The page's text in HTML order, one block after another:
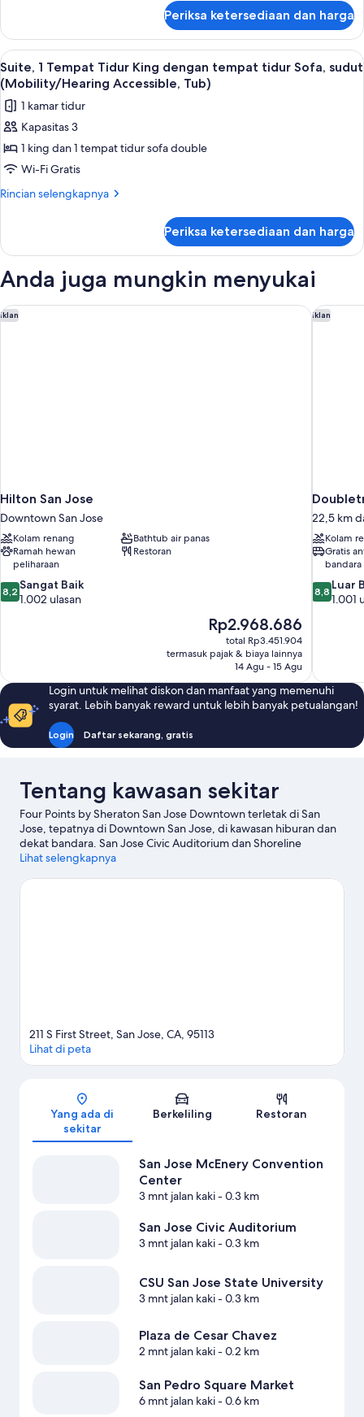
Accessible,
Tub)
Kamar,
Tempat
Tidur
Queen
(Mobility/Hearing
Accessible,
Periksa ketersediaan dan harga
Lihat
semua
foto
untuk
Suite,
1
Tempat
Tidur
tempat
Sofa,
sudut
(Mobility/Hearing
Brankas, meja kerja, tirai kedap
4
Suite, 1 Tempat Tidur King dengan tempat tidur Sofa, sudut
(Mobility/Hearing Accessible, Tub)
1 kamar tidur
Kapasitas 3
1 king dan 1 tempat tidur sofa double
Wi-Fi Gratis
Rincian selengkapnya
Rincian
Suite,
Tempat
King
dengan
Periksa ketersediaan dan harga
Anda juga mungkin menyukai
Iklan
Hilton San Jose
Downtown San Jose
Kolam renang
Bathtub air panas
Ramah hewan
peliharaan
Restoran
8.2
dari
ulasan
8,2 Sangat Baik
1.002 ulasan
Harga
sekarang
Rp2.968.686
Rp2.968.686
total Rp3.451.904
termasuk pajak & biaya lainnya
14 Agu - 15 Agu
Hilton San Jose Iklan
22,5 km
Kolam
Gratis
bandara
8.8
dari
ulasan
8,8 Luar
1.001
Login untuk melihat diskon dan manfaat yang memenuhi
syarat. Lebih banyak reward untuk lebih banyak petualangan!
Login Daftar sekarang, gratis
Tentang kawasan sekitar
Four Points by Sheraton San Jose Downtown terletak di San
Jose, tepatnya di Downtown San Jose, di kawasan hiburan dan
dekat bandara. San Jose Civic Auditorium dan Shoreline
Amphitheatre merupakan objek wisata budaya unggulan
serta Pusat Perbelanjaan Santana Row merupakan tempat yang
Lihat selengkapnya
Peta
211 S First Street, San Jose, CA, 95113
Lihat di peta
Yang ada di
sekitar
Berkeliling Restoran
San Jose McEnery Convention
Center
3 mnt jalan kaki- 0.3 km
San Jose Civic Auditorium
3 mnt jalan kaki- 0.3 km
CSU San Jose State University
3 mnt jalan kaki- 0.3 km
Plaza de Cesar Chavez
2 mnt jalan kaki- 0.2 km
San Pedro Square Market
6 mnt jalan kaki- 0.6 km